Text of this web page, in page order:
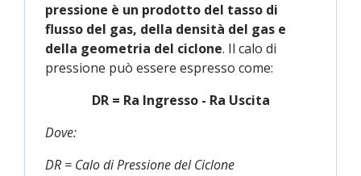
pressione è un prodotto del tasso di
flusso del gas, della densità del gas e
della geometria del ciclone. Il calo di
pressione può essere espresso come:
DR = Ra Ingresso - Ra Uscita
Dove:
DR = Calo di Pressione del Ciclone